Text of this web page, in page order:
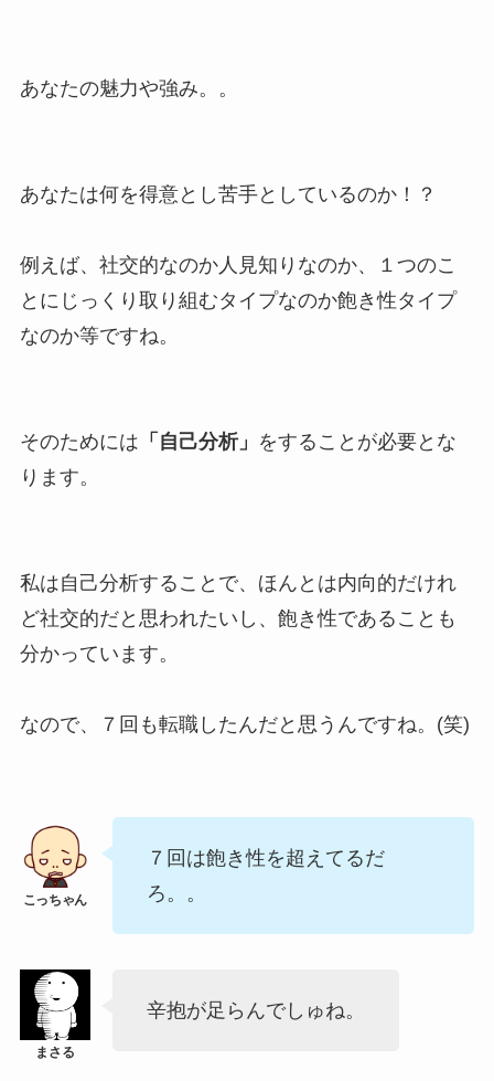
あなたの魅力や強み。。
あなたは何を得意とし苦手としているのか！？
例えば、社交的なのか人見知りなのか、１つのこ
とにじっくり取り組むタイプなのか飽き性タイプ
なのか等ですね。
そのためには 「自己分析」 をすることが必要とな
ります。
私は自己分析することで、ほんとは内向的だけれ
ど社交的だと思われたいし、飽き性であることも
分かっています。
なので、７回も転職したんだと思うんですね。(笑)
７回は飽き性を超えてるだ
ろ。。
辛抱が足らんでしゅね。